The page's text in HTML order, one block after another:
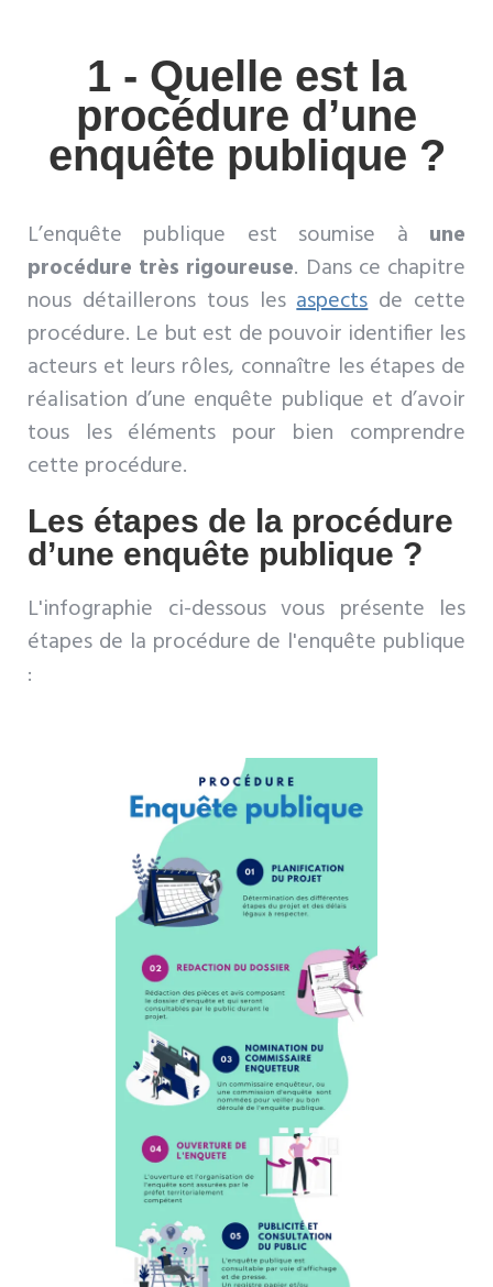
1 - Quelle est la
procédure d’une
enquête publique ?
L’enquête publique est soumise à une
procédure très rigoureuse. Dans ce chapitre
nous détaillerons tous lesaspectsde cette
procédure. Le but est de pouvoir identifier les
acteurs et leurs rôles, connaître les étapes de
réalisation d’une enquête publique et d’avoir
tous les éléments pour bien comprendre
cette procédure.
Les étapes de la procédure
d’une enquête publique ?
L'infographie ci-dessous vous présente les
étapes de la procédure de l'enquête publique
: